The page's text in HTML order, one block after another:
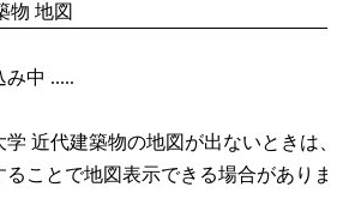
物 地図
中 .....
近代建築物の地図が出ないときは、
ることで地図表示できる場合がありま